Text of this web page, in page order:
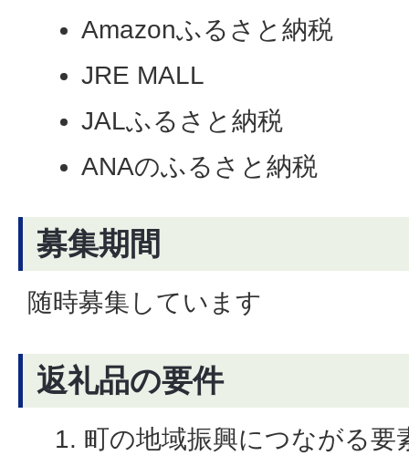
Amazonふるさと納税
JRE MALL
JALふるさと納税
ANAのふるさと納税
募集期間
随時募集しています
返礼品の要件
町の地域振興につながる要